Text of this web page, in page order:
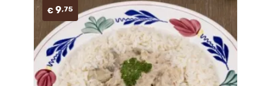
€ 9,75